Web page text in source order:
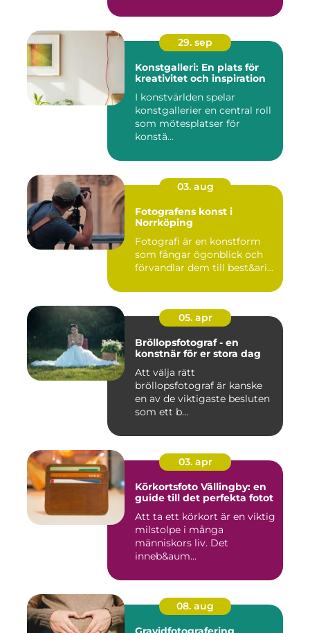
29. sep
Konstgalleri: En plats för
kreativitet och inspiration
I konstvärlden spelar
konstgallerier en central roll
som mötesplatser för
konstä...
03. aug
Fotografens konst i
Norrköping
Fotografi är en konstform
som fångar ögonblick och
förvandlar dem till best&ari...
05. apr
Bröllopsfotograf - en
konstnär för er stora dag
Att välja rätt
bröllopsfotograf är kanske
en av de viktigaste besluten
som ett b...
03. apr
Körkortsfoto Vällingby: en
guide till det perfekta fotot
Att ta ett körkort är en viktig
milstolpe i många
människors liv. Det
inneb&aum...
08. aug